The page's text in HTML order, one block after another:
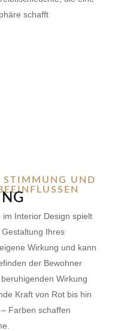
STIMMUNG UND
Interior Design spielt
Ihres
Wirkung und kann
der Bewohner
Wirkung
Kraft von Rot bis hin
Farben schaffen